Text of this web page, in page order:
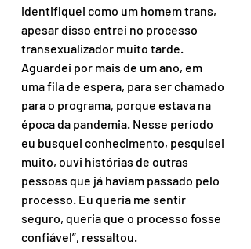
identifiquei como um homem trans,
apesar disso entrei no processo
transexualizador muito tarde.
Aguardei por mais de um ano, em
uma fila de espera, para ser chamado
para o programa, porque estava na
época da pandemia. Nesse período
eu busquei conhecimento, pesquisei
muito, ouvi histórias de outras
pessoas que já haviam passado pelo
processo. Eu queria me sentir
seguro, queria que o processo fosse
confiável”, ressaltou.